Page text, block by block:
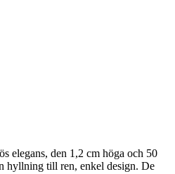
elegans, den 1,2 cm höga och 50
hyllning till ren, enkel design. De